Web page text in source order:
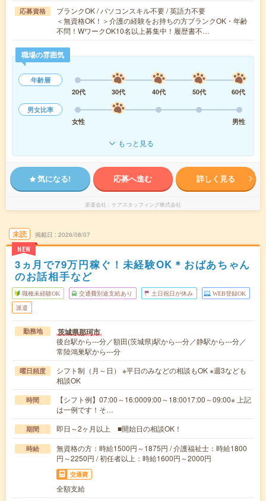
応募資格
ブランクOK / パソコンスキル不要 / 英語力不要
＜無資格OK！＞介護の経験をお持ちの方ブランクOK・年齢
不問！WワークOK10名以上募集中！履歴書不…
職場の雰囲気
年齢層
20代
30代 40代 50代
60代
男女比率
女性
男性
もっと見る
気になる! 応募へ進む 詳しく見る
派遣会社 ケアスタッフィング株式会社
未読
NEW
掲載日 2026/08/07
3ヵ月で79万円稼ぐ！未経験OK＊おばあちゃん
のお話相手など
職種未経験OK 交通費別途支給あり 土日祝日が休み WEB登録OK
派遣
勤務地 茨城県那珂市
後台駅から---分／額田(茨城県)駅から---分／静駅から---分／
常陸鴻巣駅から---分
曜日頻度
シフト制（月～日） ※平日のみなどの相談もOK ※週3なども
相談OK
時間
【シフト例】07:00～16:0009:00～18:0017:00～09:00※ 上記
は一例です！そ…
期間 即日～2ヶ月以上 ■開始日の相談OK！
時給
無資格の方：時給1500円～1875円 / 介護福祉士：時給1800
円～2250円 / 初任者以上：時給1600円～2000円
交通費
全額支給